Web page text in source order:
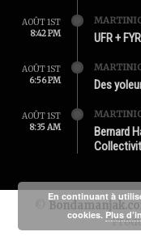
AOÛT 1ST
8:42 PM
UFR +
AOÛT 1ST
6:56 PM
Des
AOÛT 1ST
8:35 AM
Bernard
En continuant à
cookies. Plus